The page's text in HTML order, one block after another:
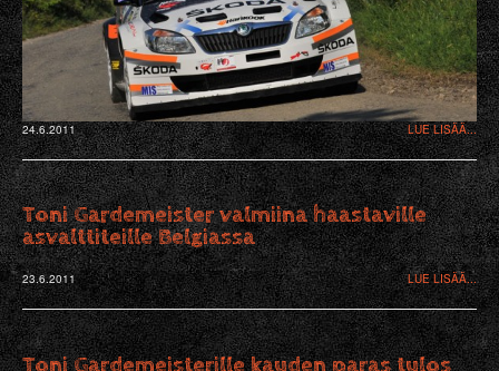
24.6.2011 LUE LISÄÄ...
Toni Gardemeister valmiina haastaville
asvalttiteille Belgiassa
23.6.2011 LUE LISÄÄ...
Toni Gardemeisterille kauden paras tulos